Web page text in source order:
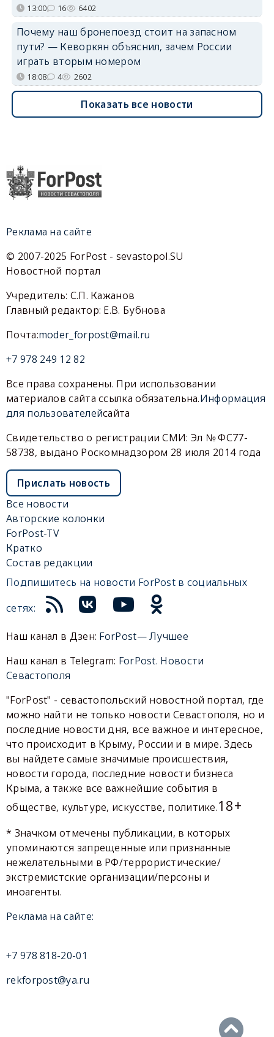
13:00 16 6402
Почему наш бронепоезд стоит на запасном
пути? — Кеворкян объяснил, зачем России
играть вторым номером
18:08 4 2602
Показать все новости
Реклама на сайте
© 2007-2025 ForPost - sevastopol.SU
Новостной портал
Учредитель: С.П. Кажанов
Главный редактор: Е.В. Бубнова
Почта:moder_forpost@mail.ru
+7 978 249 12 82
Все права сохранены. При использовании
материалов сайта ссылка обязательна.Информация
для пользователейсайта
Свидетельство о регистрации СМИ: Эл № ФС77-
58738, выдано Роскомнадзором 28 июля 2014 года
Прислать новость
Все новости
Авторские колонки
ForPost-TV
Кратко
Состав редакции
Подпишитесь на новости ForPost в социальных
сетях:
Наш канал в Дзен: ForPost— Лучшее
Наш канал в Telegram: ForPost. Новости
Севастополя
"ForPost" - севастопольский новостной портал, где
можно найти не только новости Севастополя, но и
последние новости дня, все важное и интересное,
что происходит в Крыму, России и в мире. Здесь
вы найдете самые значимые происшествия,
новости города, последние новости бизнеса
Крыма, а также все важнейшие события в
обществе, культуре, искусстве, политике.18+
* Значком отмечены публикации, в которых
упоминаются запрещенные или признанные
нежелательными в РФ/террористические/
экстремистские организации/персоны и
иноагенты.
Реклама на сайте:
+7 978 818-20-01
rekforpost@ya.ru